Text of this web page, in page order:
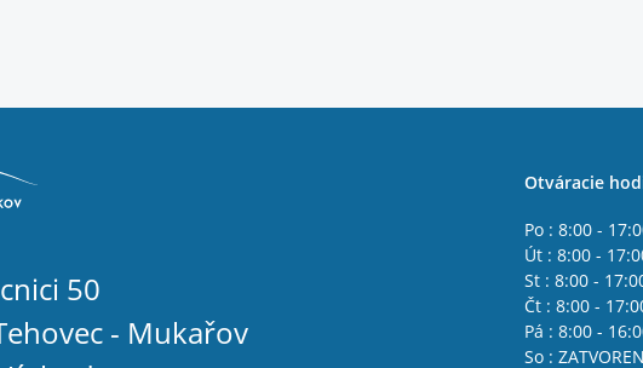
50
- Mukařov
Otváracie
Po : 8:00 -
Út : 8:00 -
St : 8:00 -
Čt : 8:00 -
Pá : 8:00 -
So :